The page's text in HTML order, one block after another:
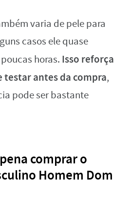
varia de pele para
casos ele quase
horas. Isso reforça
antes da compra,
pode ser bastante
comprar o
Homem Dom